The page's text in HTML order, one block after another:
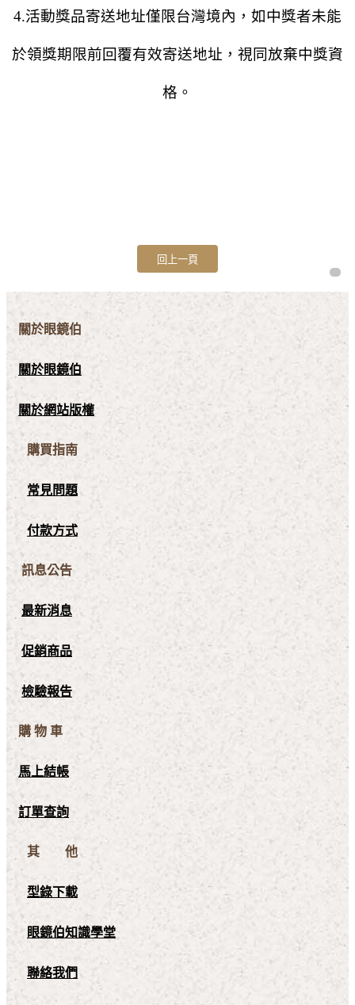
4.活動獎品寄送地址僅限台灣境內，如中獎者未能
於領獎期限前回覆有效寄送地址，視同放棄中獎資
格。
關於眼鏡伯
關於眼鏡伯
關於網站版權
購買指南
常見問題
付款方式
訊息公告
最新消息
促銷商品
檢驗報告
購 物 車
馬上結帳
訂單查詢
其 他
型錄下載
眼鏡伯知識學堂
聯絡我們